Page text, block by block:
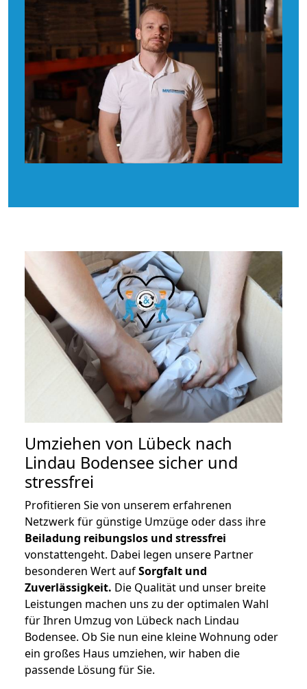
Umziehen von Lübeck nach
Lindau Bodensee sicher und
stressfrei
Profitieren Sie von unserem erfahrenen
Netzwerk für günstige Umzüge oder dass ihre
Beiladung reibungslos und stressfrei
vonstattengeht. Dabei legen unsere Partner
besonderen Wert aufSorgfalt und
Zuverlässigkeit. Die Qualität und unser breite
Leistungen machen uns zu der optimalen Wahl
für Ihren Umzug von Lübeck nach Lindau
Bodensee. Ob Sie nun eine kleine Wohnung oder
ein großes Haus umziehen, wir haben die
passende Lösung für Sie.